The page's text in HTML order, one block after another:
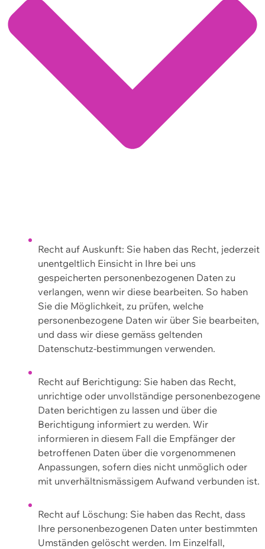
Recht auf Auskunft: Sie haben das Recht, jederzeit
unentgeltlich Einsicht in Ihre bei uns
gespeicherten personenbezogenen Daten zu
verlangen, wenn wir diese bearbeiten. So haben
Sie die Möglichkeit, zu prüfen, welche
personenbezogene Daten wir über Sie bearbeiten,
und dass wir diese gemäss geltenden
Datenschutz-bestimmungen verwenden.
Recht auf Berichtigung: Sie haben das Recht,
unrichtige oder unvollständige personenbezogene
Daten berichtigen zu lassen und über die
Berichtigung informiert zu werden. Wir
informieren in diesem Fall die Empfänger der
betroffenen Daten über die vorgenommenen
Anpassungen, sofern dies nicht unmöglich oder
mit unverhältnismässigem Aufwand verbunden ist.
Recht auf Löschung: Sie haben das Recht, dass
Ihre personenbezogenen Daten unter bestimmten
Umständen gelöscht werden. Im Einzelfall,